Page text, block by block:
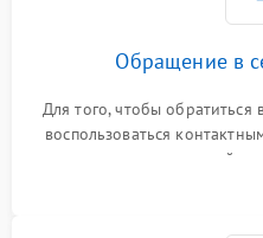
Обращение в
Для того, чтобы
воспользоваться
или оставить свой